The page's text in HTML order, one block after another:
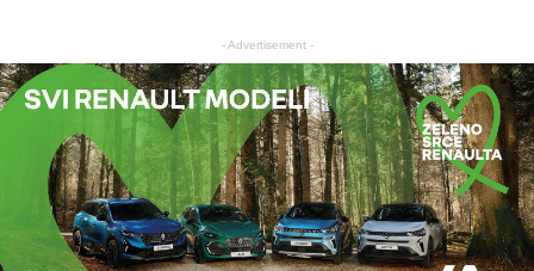
- Advertisement -